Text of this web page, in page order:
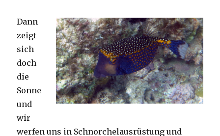
Dann
zeigt
sich
doch
die
Sonne
und
wir
werfen uns in Schnorchelausrüstung und